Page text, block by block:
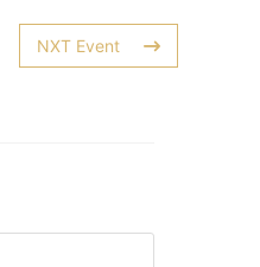
NXT Event